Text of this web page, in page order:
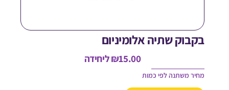
שתיה אלומיניום
₪ליחידה
משתנה לפי כמות